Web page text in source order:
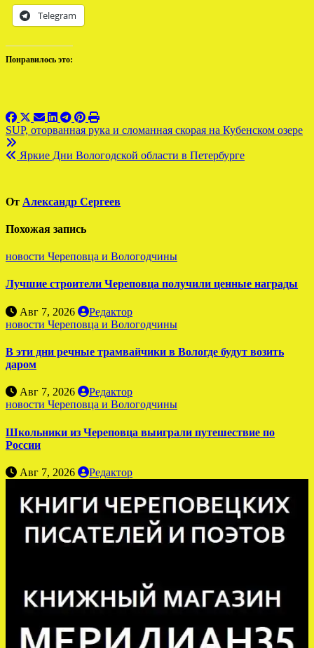
Telegram
Понравилось это:
Навигация
по
SUP, оторванная рука и сломанная скорая на Кубенском озере
Яркие Дни Вологодской области в Петербурге
От Александр Сергеев
Похожая запись
новости Череповца и Вологодчины
Лучшие строители Череповца получили ценные награды
Авг 7, 2026
Редактор
новости Череповца и Вологодчины
В эти дни речные трамвайчики в Вологде будут возить
даром
Авг 7, 2026
Редактор
новости Череповца и Вологодчины
Школьники из Череповца выиграли путешествие по
России
Авг 7, 2026 Редактор